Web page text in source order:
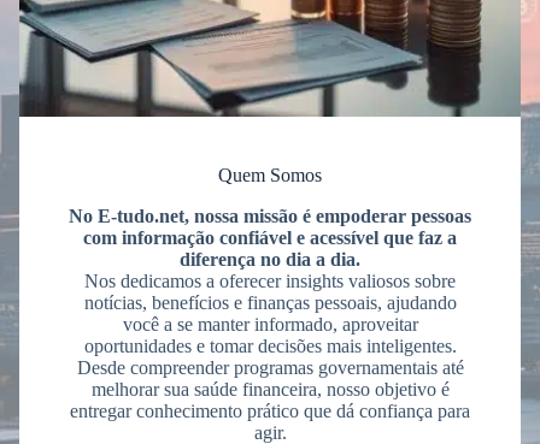
Quem Somos
No E-tudo.net, nossa missão é empoderar pessoas
com informação confiável e acessível que faz a
diferença no dia a dia.
Nos dedicamos a oferecer insights valiosos sobre
notícias, benefícios e finanças pessoais, ajudando
você a se manter informado, aproveitar
oportunidades e tomar decisões mais inteligentes.
Desde compreender programas governamentais até
melhorar sua saúde financeira, nosso objetivo é
entregar conhecimento prático que dá confiança para
agir.